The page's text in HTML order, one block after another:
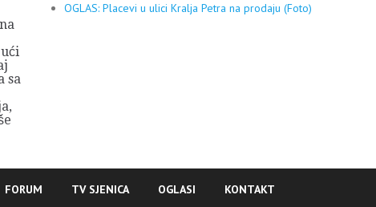
sa
OGLAS: Placevi u ulici Kralja Petra na prodaju (Foto)
FORUM TV SJENICA OGLASI KONTAKT